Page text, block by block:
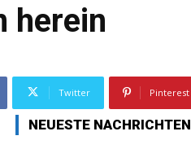
herein
Twitter Pinterest
NEUESTE NACHRICHTEN